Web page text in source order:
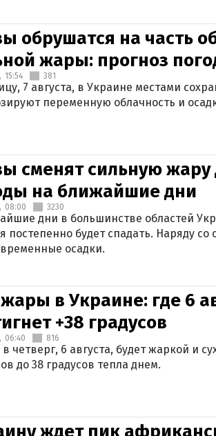
обрушатся на часть
жары: прогноз
15:54 381
7 августа, в Украине местами
переменную облачность и
сменят сильную жару
на ближайшие дни
08:00 3230
дни в большинстве областей
постепенно будет спадать. Наряду
осадки.
в Украине: где 6
+38 градусов
06:40 816
в четверг, 6 августа, будет жаркой и
до 38 градусов тепла днем.
ждет пик